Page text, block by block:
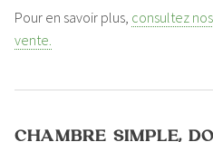
Pour en savoir plus, consultez
vente.
CHAMBRE SIMPLE,